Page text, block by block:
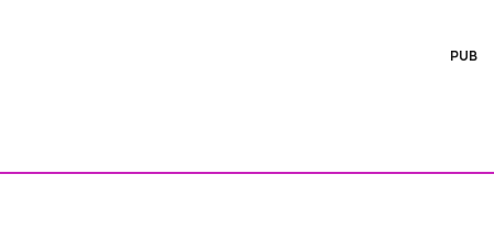
PUB